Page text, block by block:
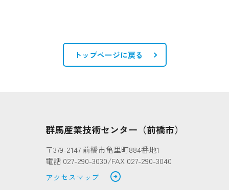
トップページに戻る
群馬産業技術センター（前橋市）
〒379-2147 前橋市亀里町884番地1
電話 027-290-3030/FAX 027-290-3040
アクセスマップ
arrow_circle_right